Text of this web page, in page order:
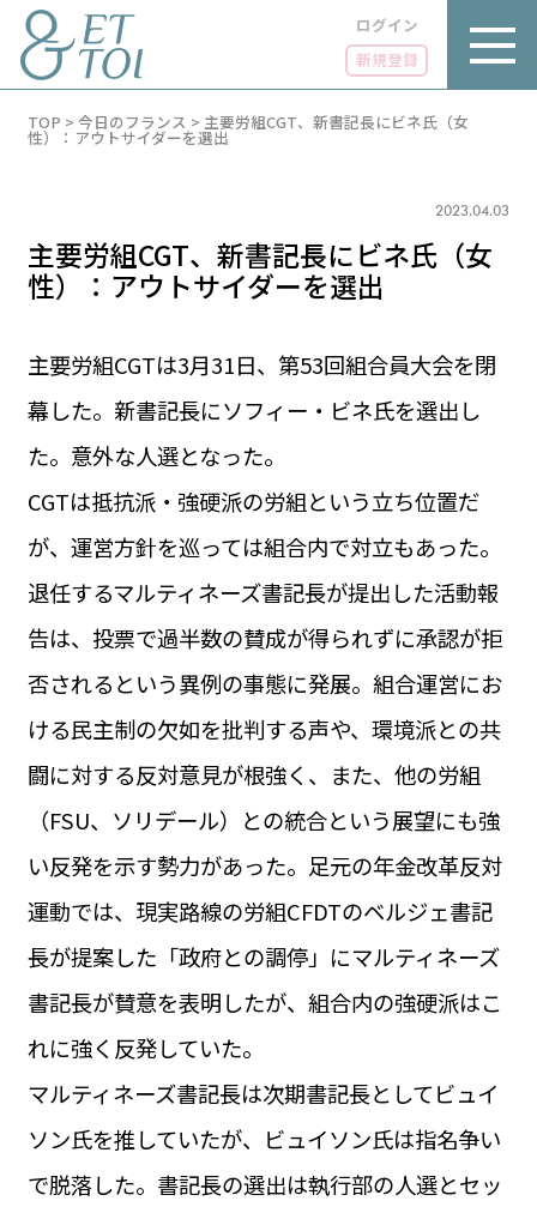
ログイン
新規登録
LUXE
グルメ
LIFE STYLE
ビジネス・キャリア
INFOS PRATIQUES
TAG
タグ
#パリ
#お土産 #トリビア
#データで読み解くフランス
#フランスの教育制度
#アプリ
#いざという時に
#カルカッソンヌ Carcassonne
#サステナブル
#フランス生活
#レシピ #ビューティー
#コスメ
#アルザス地方
#フランスの地方 #フロマージュ
#おでかけ
FR 05:02 ／ JP 12:02
お問い合わせ
運営会社
サイトポリシー
TOP > 今日のフランス > 主要労組CGT、新書記長にビネ氏（女
性）：アウトサイダーを選出
2023.04.03
主要労組CGT、新書記長にビネ氏（女
性）：アウトサイダーを選出
主要労組CGTは3月31日、第53回組合員大会を閉
幕した。新書記長にソフィー・ビネ氏を選出し
た。意外な人選となった。
CGTは抵抗派・強硬派の労組という立ち位置だ
が、運営方針を巡っては組合内で対立もあった。
退任するマルティネーズ書記長が提出した活動報
告は、投票で過半数の賛成が得られずに承認が拒
否されるという異例の事態に発展。組合運営にお
ける民主制の欠如を批判する声や、環境派との共
闘に対する反対意見が根強く、また、他の労組
（FSU、ソリデール）との統合という展望にも強
い反発を示す勢力があった。足元の年金改革反対
運動では、現実路線の労組CFDTのベルジェ書記
長が提案した「政府との調停」にマルティネーズ
書記長が賛意を表明したが、組合内の強硬派はこ
れに強く反発していた。
マルティネーズ書記長は次期書記長としてビュイ
ソン氏を推していたが、ビュイソン氏は指名争い
で脱落した。書記長の選出は執行部の人選とセッ